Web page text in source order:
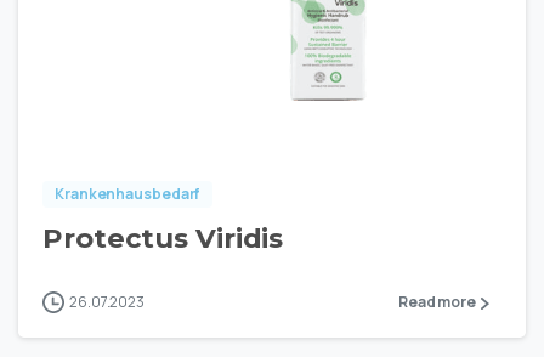
Krankenhausbedarf
Protectus Viridis
26.07.2023 Read more